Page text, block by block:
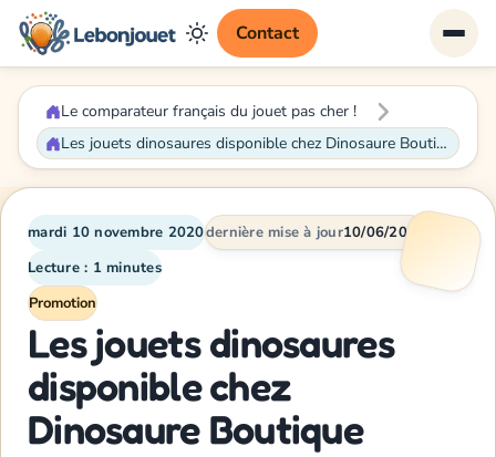
Contact
Le comparateur français du jouet pas cher !
Les jouets dinosaures disponible chez Dinosaure Boutique
mardi 10 novembre 2020dernière mise à jour10/06/2026
Lecture : 1 minutes
Promotion
Les jouets dinosaures
disponible chez
Dinosaure Boutique